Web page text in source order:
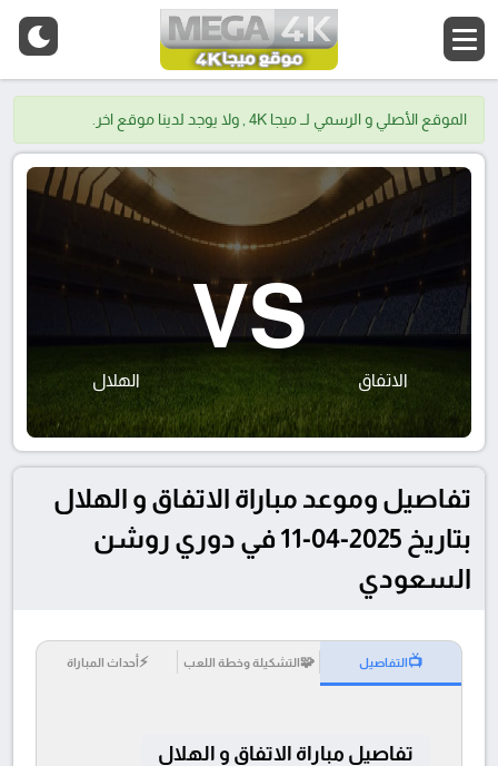
الموقع الأصلي و الرسمي لــ ميجا 4K , ولا يوجد لدينا موقع اخر.
الاتفاق
VS
الهلال
تفاصيل وموعد مباراة الاتفاق و الهلال
بتاريخ 2025-04-11 في دوري روشن
السعودي
📺التفاصيل 🧩التشكيلة وخطة اللعب ⚡أحداث المباراة
تفاصيل مباراة الاتفاق و الهلال